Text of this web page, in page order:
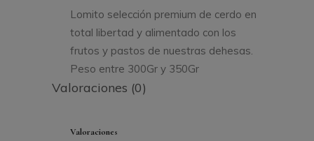
350grLomito selección premium de cerdo en
total libertad y alimentado con los
frutos y pastos de nuestras dehesas.
Peso entre 300Gr y 350Gr
Valoraciones (0)
Valoraciones